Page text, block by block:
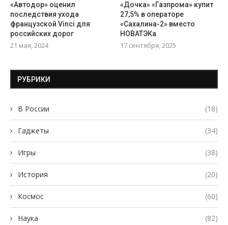
«Автодор» оценил
последствия ухода
французской Vinci для
российских дорог
21 мая, 2024
«Дочка» «Газпрома» купит
27,5% в операторе
«Сахалина-2» вместо
НОВАТЭКа
17 сентября, 2025
РУБРИКИ
В России (18)
Гаджеты (34)
Игры (38)
История (20)
Космос (60)
Наука (82)